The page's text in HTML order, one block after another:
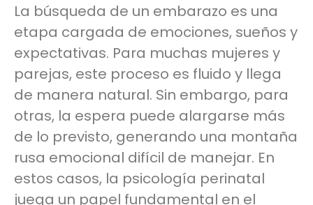
La búsqueda de un embarazo es una
etapa cargada de emociones, sueños y
expectativas. Para muchas mujeres y
parejas, este proceso es fluido y llega
de manera natural. Sin embargo, para
otras, la espera puede alargarse más
de lo previsto, generando una montaña
rusa emocional difícil de manejar. En
estos casos, la psicología perinatal
juega un papel fundamental en el